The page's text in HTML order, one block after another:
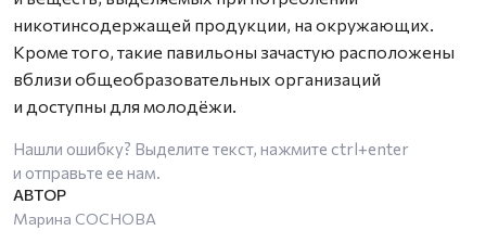
никотинсодержащей продукции, на окружающих.
Кроме того, такие павильоны зачастую расположены
вблизи общеобразовательных организаций
и доступны для молодёжи.
Нашли ошибку? Выделите текст, нажмите ctrl+enter
и отправьте ее нам.
Марина СОСНОВА